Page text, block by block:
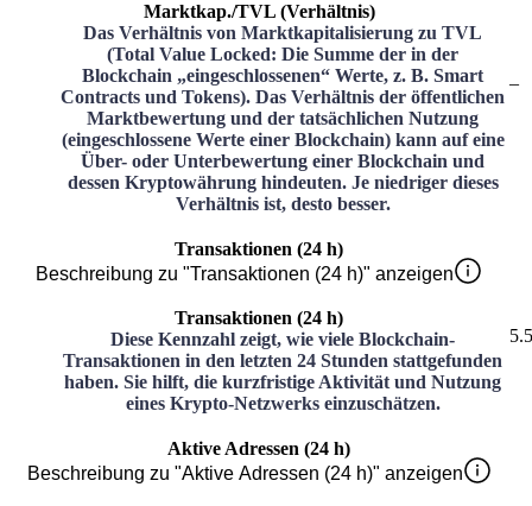
Marktkap./TVL (Verhältnis)
Das Verhältnis von Marktkapitalisierung zu TVL
(Total Value Locked: Die Summe der in der
Blockchain „eingeschlossenen“ Werte, z. B. Smart
Contracts und Tokens). Das Verhältnis der öffentlichen
Marktbewertung und der tatsächlichen Nutzung
(eingeschlossene Werte einer Blockchain) kann auf eine
Über- oder Unterbewertung einer Blockchain und
dessen Kryptowährung hindeuten. Je niedriger dieses
Verhältnis ist, desto besser.
–
Transaktionen (24 h)
Beschreibung zu "Transaktionen (24 h)" anzeigen
Transaktionen (24 h)
Diese Kennzahl zeigt, wie viele Blockchain-
Transaktionen in den letzten 24 Stunden stattgefunden
haben. Sie hilft, die kurzfristige Aktivität und Nutzung
eines Krypto-Netzwerks einzuschätzen.
Aktive Adressen (24 h)
Beschreibung zu "Aktive Adressen (24 h)" anzeigen